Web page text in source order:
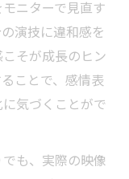
ニターで見直す
演技に違和感を
そが成長のヒン
ことで、感情表
気づくことがで
も、実際の映像